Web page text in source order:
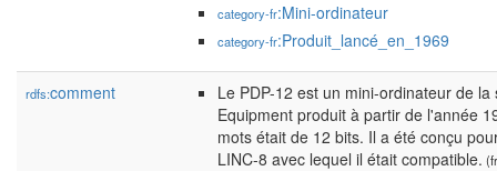
category-fr:Mini-ordinateur
category-fr:Produit_lancé_en_1969
rdfs:comment
Le PDP-12 est un mini-ordinateur de la
Equipment produit à partir de l'année
mots était de 12 bits. Il a été conçu
LINC-8 avec lequel il était compatible.